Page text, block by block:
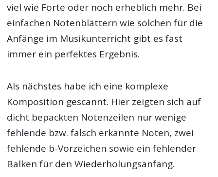
viel wie Forte oder noch erheblich mehr. Bei
einfachen Notenblättern wie solchen für die
Anfänge im Musikunterricht gibt es fast
immer ein perfektes Ergebnis.
Als nächstes habe ich eine komplexe
Komposition gescannt. Hier zeigten sich auf
dicht bepackten Notenzeilen nur wenige
fehlende bzw. falsch erkannte Noten, zwei
fehlende b-Vorzeichen sowie ein fehlender
Balken für den Wiederholungsanfang.